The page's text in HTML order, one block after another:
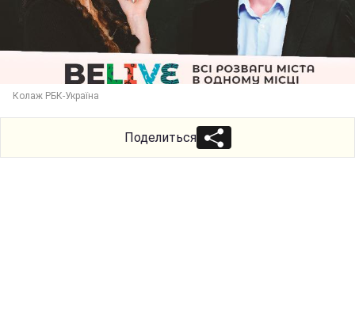
Колаж РБК-Україна
Поделиться